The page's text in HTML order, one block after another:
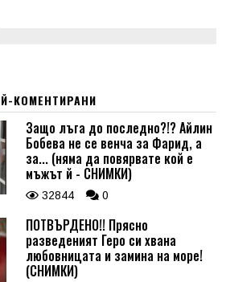
КОМЕНТИРАНИ
Защо лъга до последно?!? Айлин
Бобева не се венча за Фарид, а
за... (няма да повярвате кой е
мъжът й - СНИМКИ)
32844 0
ПОТВЪРДЕНО!! Прясно
разведеният Геро си хвана
любовницата и замина на море!
(СНИМКИ)